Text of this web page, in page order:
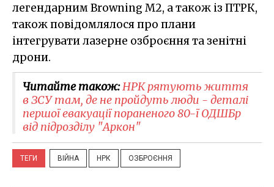
легендарним Browning M2, а також із ПТРК,
також повідомлялося про плани
інтегрувати лазерне озброєння та зенітні
дрони.
Читайте також:НРК рятують життя
в ЗСУ там, де не пройдуть люди - деталі
першої евакуації пораненого 80-ї ОДШБр
від підрозділу "Аркон"
ТЕГИ ВІЙНА НРК ОЗБРОЄННЯ